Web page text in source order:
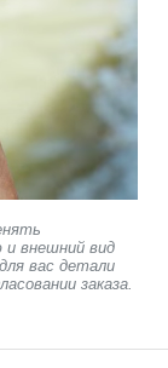
и внешний вид
вас детали
заказа.